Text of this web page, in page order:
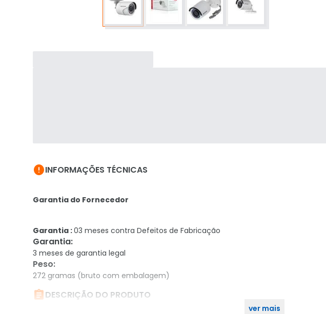
INFORMAÇÕES TÉCNICAS
Garantia do Fornecedor
Garantia :03 meses contra Defeitos de Fabricação
Garantia:
3 meses de garantia legal
Peso:
272 gramas (bruto com embalagem)
DESCRIÇÃO DO PRODUTO
ver mais